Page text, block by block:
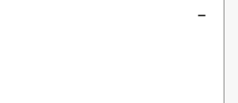
remove